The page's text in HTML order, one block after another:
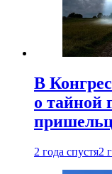
В
о тайной
2 года спустя2